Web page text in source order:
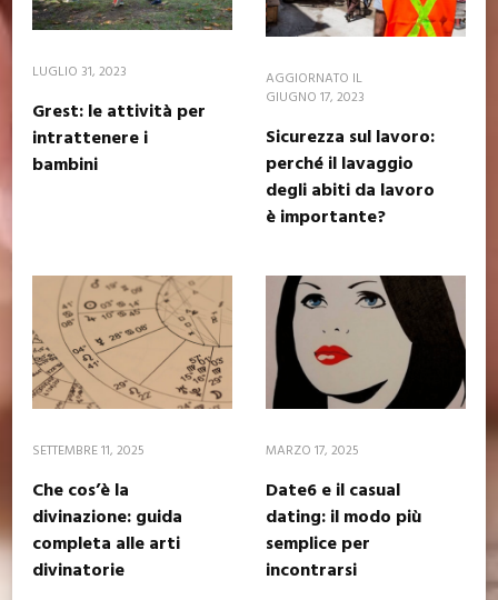
LUGLIO 31, 2023
Grest: le attività per
intrattenere i
bambini
AGGIORNATO IL
GIUGNO 17, 2023
Sicurezza sul lavoro:
perché il lavaggio
degli abiti da lavoro
è importante?
SETTEMBRE 11, 2025
Che cos’è la
divinazione: guida
completa alle arti
divinatorie
MARZO 17, 2025
Date6 e il casual
dating: il modo più
semplice per
incontrarsi